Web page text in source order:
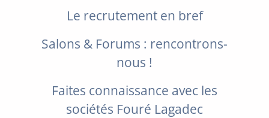
Le recrutement en bref
Salons & Forums : rencontrons-
nous !
Faites connaissance avec les
sociétés Fouré Lagadec